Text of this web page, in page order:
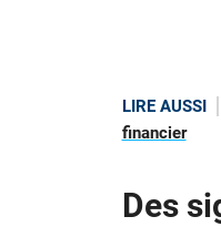
LIRE AUSSI
financier
Des